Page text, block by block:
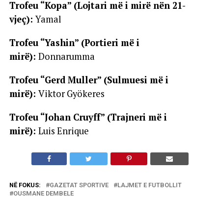
Trofeu “Kopa” (Lojtari më i mirë nën 21-
vjeç):Yamal
Trofeu “Yashin” (Portieri më i
mirë): Donnarumma
Trofeu “Gerd Muller” (Sulmuesi më i
mirë): Viktor Gyökeres
Trofeu “Johan Cruyff” (Trajneri më i
mirë): Luis Enrique
NË FOKUS: GAZETAT SPORTIVE
LAJMET E FUTBOLLIT
OUSMANE DEMBELE